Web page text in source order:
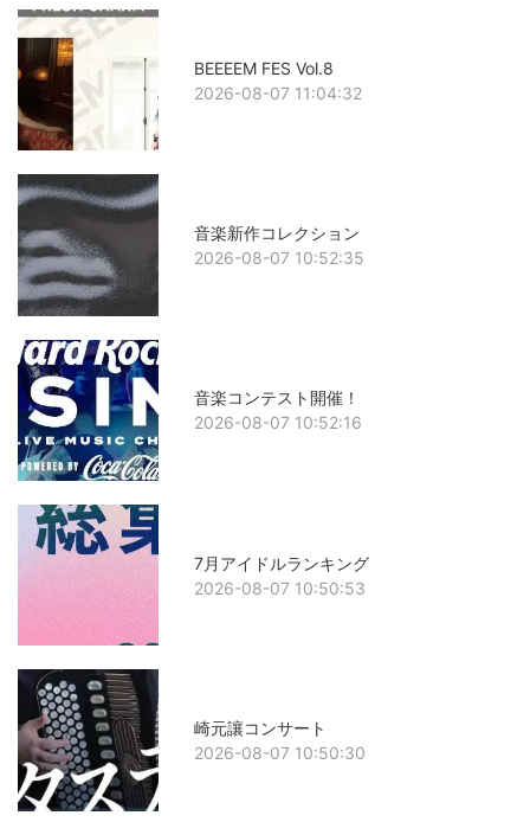
BEEEEM FES Vol.8
2026-08-07 11:04:32
音楽新作コレクション
2026-08-07 10:52:35
音楽コンテスト開催！
2026-08-07 10:52:16
7月アイドルランキング
2026-08-07 10:50:53
崎元讓コンサート
2026-08-07 10:50:30